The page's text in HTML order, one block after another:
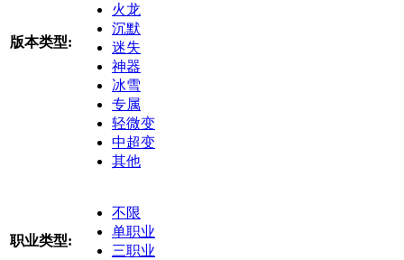
版本类型:
火龙
沉默
迷失
神器
冰雪
专属
轻微变
中超变
其他
职业类型:
不限
单职业
三职业